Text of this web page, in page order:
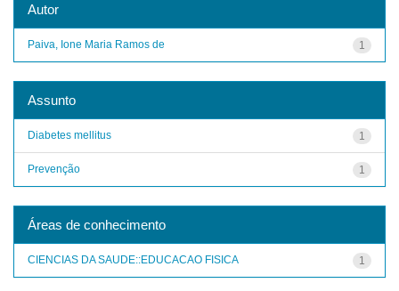
Autor
1
Paiva, Ione Maria Ramos de
Assunto
1
Diabetes mellitus
1
Prevenção
Áreas de conhecimento
1
CIENCIAS DA SAUDE::EDUCACAO FISICA